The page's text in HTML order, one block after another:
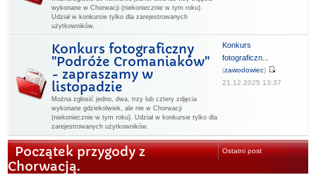
wykonane w Chorwacji (niekoniecznie w tym roku).
Udział w konkursie tylko dla zarejestrowanych
użytkowników.
Konkurs fotograficzny
"Podróże Cromaniaków"
- zapraszamy w
listopadzie
Można zgłosić jedno, dwa, trzy lub cztery zdjęcia
wykonane gdziekolwiek, ale nie w Chorwacji
(niekoniecznie w tym roku). Udział w konkursie tylko dla
zarejestrowanych użytkowników.
Konkurs
fotograficzn...
(zawodowiec)
21.12.2025 13:37
Początek przygody z
Chorwacją.
Ostatni post